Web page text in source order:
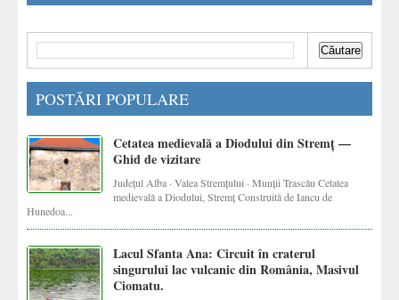
POSTĂRI POPULARE
Cetatea medievală a Diodului din Stremț —
Ghid de vizitare
Județul Alba · Valea Stremțului · Munții Trascău Cetatea
medievală a Diodului, Stremț Construită de Iancu de
Hunedoa...
Lacul Sfanta Ana: Circuit în craterul
singurului lac vulcanic din România, Masivul
Ciomatu.